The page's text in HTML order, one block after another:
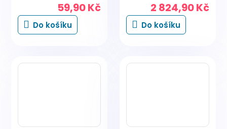
59,90 Kč
Do košíku
2 824,90 Kč
Do košíku